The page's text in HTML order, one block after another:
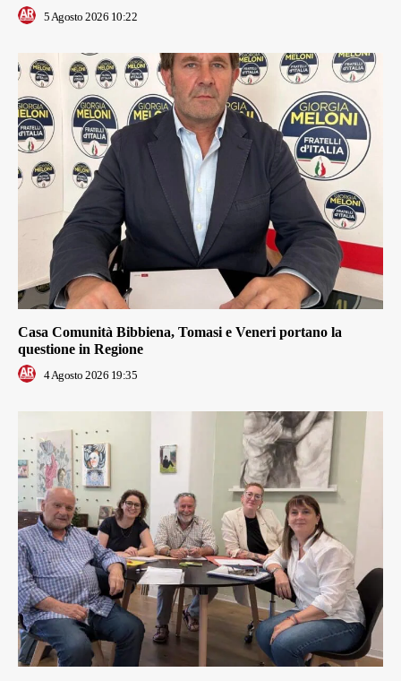
5 Agosto 2026 10:22
Casa Comunità Bibbiena, Tomasi e Veneri portano la
questione in Regione
4 Agosto 2026 19:35